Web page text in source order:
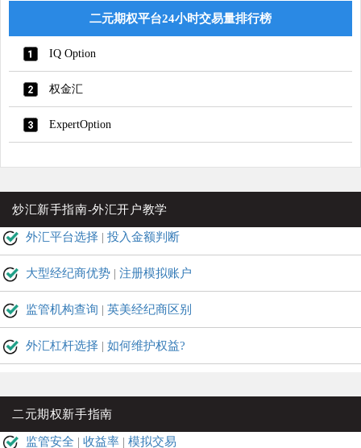
二元期权平台24小时交易量排行榜
IQ Option
权金汇
ExpertOption
炒汇新手指南-外汇开户教学
外汇平台选择 | 投入金额判断
大型经纪商优势 | 注册模拟账户
监管机构查询 | 英美经纪商区别
外汇杠杆选择 | 如何维护权益?
二元期权新手指南
监管安全 | 收益率 | 模拟交易